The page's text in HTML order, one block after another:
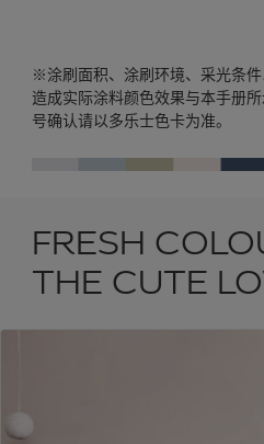
※涂刷面积、涂刷环境、采光条
造成实际涂料颜色效果与本手册
号确认请以多乐士色卡为准。
FRESH
THE CUTE